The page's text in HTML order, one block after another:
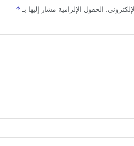
الحقول الإلزامية مشار إليها بـ*